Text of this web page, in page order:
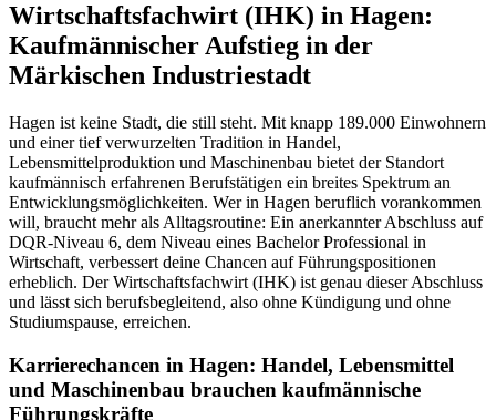
Wirtschaftsfachwirt (IHK) in Hagen:
Kaufmännischer Aufstieg in der
Märkischen Industriestadt
Hagen ist keine Stadt, die still steht. Mit knapp 189.000 Einwohnern
und einer tief verwurzelten Tradition in Handel,
Lebensmittelproduktion und Maschinenbau bietet der Standort
kaufmännisch erfahrenen Berufstätigen ein breites Spektrum an
Entwicklungsmöglichkeiten. Wer in Hagen beruflich vorankommen
will, braucht mehr als Alltagsroutine: Ein anerkannter Abschluss auf
DQR-Niveau 6, dem Niveau eines Bachelor Professional in
Wirtschaft, verbessert deine Chancen auf Führungspositionen
erheblich. Der Wirtschaftsfachwirt (IHK) ist genau dieser Abschluss
und lässt sich berufsbegleitend, also ohne Kündigung und ohne
Studiumspause, erreichen.
Karrierechancen in Hagen: Handel, Lebensmittel
und Maschinenbau brauchen kaufmännische
Führungskräfte